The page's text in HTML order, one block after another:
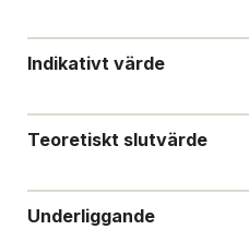
Indikativt värde
Teoretiskt slutvärde
Underliggande